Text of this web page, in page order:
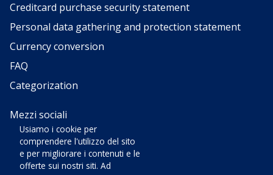
Usiamo i cookie per
comprendere l'utilizzo del sito
e per migliorare i contenuti e le
offerte sui nostri siti. Ad
Creditcard purchase security statement
Personal data gathering and protection statement
Currency conversion
FAQ
Categorization
Mezzi sociali